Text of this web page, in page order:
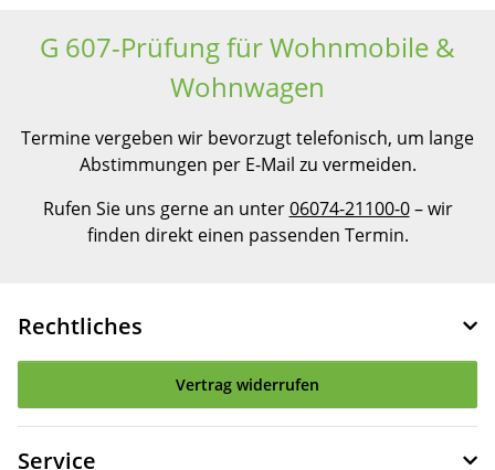
G 607-Prüfung für Wohnmobile &
Wohnwagen
Termine vergeben wir bevorzugt telefonisch, um lange
Abstimmungen per E-Mail zu vermeiden.
Rufen Sie uns gerne an unter06074-21100-0– wir
finden direkt einen passenden Termin.
Rechtliches
Vertrag widerrufen
Service